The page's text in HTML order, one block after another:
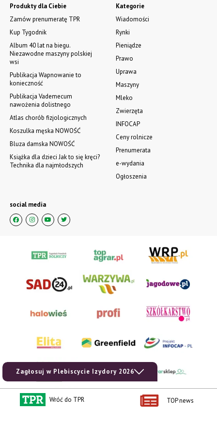
Zagłosuj w Plebiscycie Izydory 2026
Kategorie
Wiadomości
Rynki
Pieniądze
Prawo
Uprawa
Maszyny
Mleko
Zwierzęta
INFOCAP
Ceny rolnicze
Prenumerata
e-wydania
Ogłoszenia
Produkty dla Ciebie
Zamów prenumeratę TPR
Kup Tygodnik
Album 40 lat na biegu.
Niezawodne maszyny polskiej
wsi
Publikacja Wapnowanie to
konieczność
Publikacja Vademecum
nawożenia dolistnego
Atlas chorób fizjologicznych
Koszulka męska NOWOŚĆ
Bluza damska NOWOŚĆ
Książka dla dzieci Jak to się kręci?
Technika dla najmłodszych
social media
Wróć do TPR TOP news